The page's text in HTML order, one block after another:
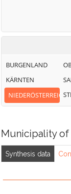
BURGENLAND
KÄRNTEN
NIEDERÖSTERREICH
Municipality of
Synthesis data